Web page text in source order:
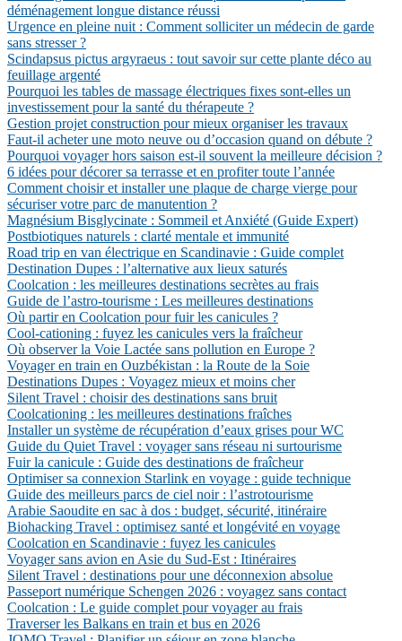
déménagement longue distance réussi
Urgence en pleine nuit : Comment solliciter un médecin de garde
sans stresser ?
Scindapsus pictus argyraeus : tout savoir sur cette plante déco au
feuillage argenté
Pourquoi les tables de massage électriques fixes sont-elles un
investissement pour la santé du thérapeute ?
Gestion projet construction pour mieux organiser les travaux
Faut-il acheter une moto neuve ou d’occasion quand on débute ?
Pourquoi voyager hors saison est-il souvent la meilleure décision ?
6 idées pour décorer sa terrasse et en profiter toute l’année
Comment choisir et installer une plaque de charge vierge pour
sécuriser votre parc de manutention ?
Magnésium Bisglycinate : Sommeil et Anxiété (Guide Expert)
Postbiotiques naturels : clarté mentale et immunité
Road trip en van électrique en Scandinavie : Guide complet
Destination Dupes : l’alternative aux lieux saturés
Coolcation : les meilleures destinations secrètes au frais
Guide de l’astro-tourisme : Les meilleures destinations
Où partir en Coolcation pour fuir les canicules ?
Cool-cationing : fuyez les canicules vers la fraîcheur
Où observer la Voie Lactée sans pollution en Europe ?
Voyager en train en Ouzbékistan : la Route de la Soie
Destinations Dupes : Voyagez mieux et moins cher
Silent Travel : choisir des destinations sans bruit
Coolcationing : les meilleures destinations fraîches
Installer un système de récupération d’eaux grises pour WC
Guide du Quiet Travel : voyager sans réseau ni surtourisme
Fuir la canicule : Guide des destinations de fraîcheur
Optimiser sa connexion Starlink en voyage : guide technique
Guide des meilleurs parcs de ciel noir : l’astrotourisme
Arabie Saoudite en sac à dos : budget, sécurité, itinéraire
Biohacking Travel : optimisez santé et longévité en voyage
Coolcation en Scandinavie : fuyez les canicules
Voyager sans avion en Asie du Sud-Est : Itinéraires
Silent Travel : destinations pour une déconnexion absolue
Passeport numérique Schengen 2026 : voyagez sans contact
Coolcation : Le guide complet pour voyager au frais
Traverser les Balkans en train et bus en 2026